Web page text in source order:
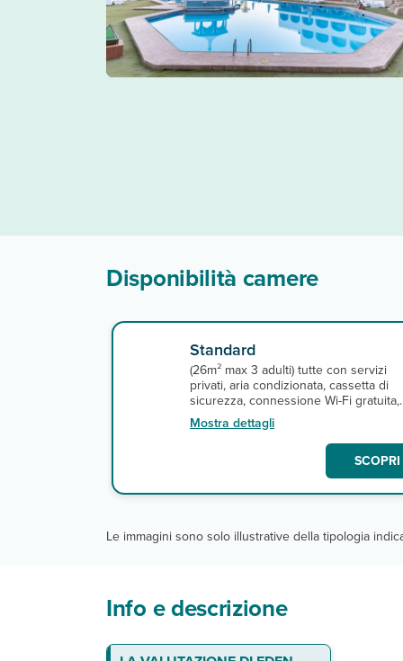
Disponibilità camere
Standard
(26m² max 3 adulti) tutte con servizi
privati, aria condizionata, cassetta di
sicurezza, connessione Wi-Fi gratuita,
balcone o terrazza, minifrigo,
asciugacapelli, tv satellitare. A
Mostra dettagli
Le immagini sono solo illustrative della tipologia
Info e descrizione